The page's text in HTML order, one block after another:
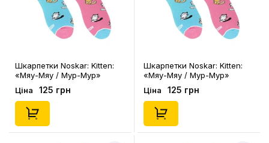
Шкарпетки Noskar: Kitten:
«Мяу-Мяу / Мур-Мур»
(короткі) (р. 41-46), (91568)
Ціна 125 грн
Шкарпетки Noskar: Kitten:
«Мяу-Мяу / Мур-Мур»
(короткі) (р. 36-40), (91567)
Ціна 125 грн